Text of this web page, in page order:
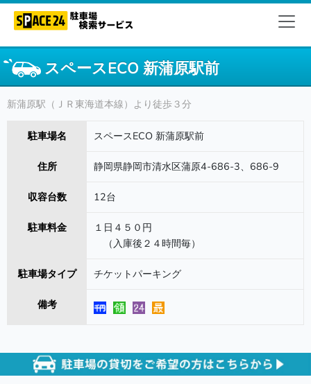
スペースECO 新蒲原駅前
新蒲原駅（ＪＲ東海道本線）より徒歩３分
駐車場名 スペースECO 新蒲原駅前
住所 静岡県静岡市清水区蒲原4-686-3、686-9
収容台数 12台
駐車料金
１日４５０円
（入庫後２４時間毎）
駐車場タイプ チケットパーキング
備考